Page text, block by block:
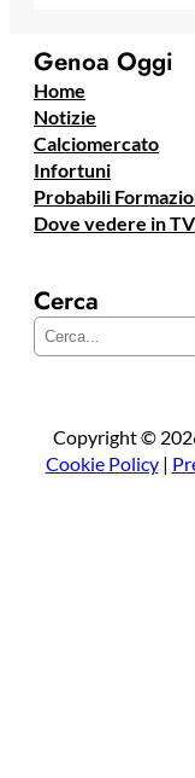
Genoa Oggi
Home
Notizie
Calciomercato
Infortuni
Probabili
Dove vedere in TV
Cerca
Copyright ©
Cookie Policy|